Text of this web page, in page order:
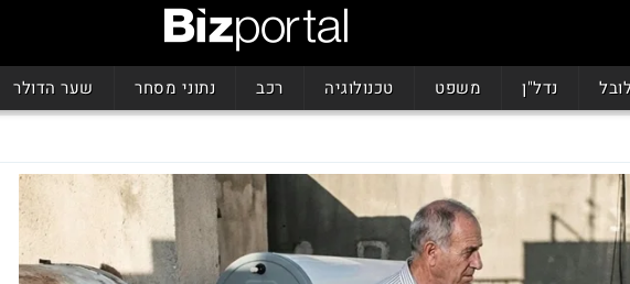
נדל"ן משפט טכנולוגיה רכב נתוני מסחר שער הדולר